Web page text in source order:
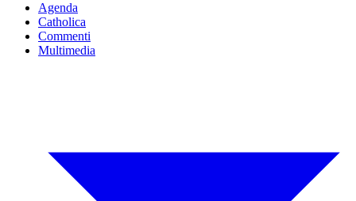
Agenda
Catholica
Commenti
Multimedia